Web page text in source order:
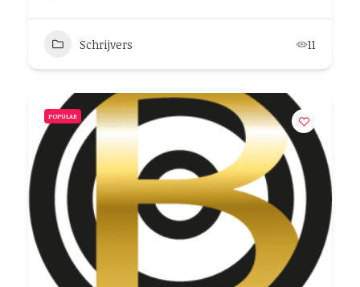
Schrijvers 11
POPULAR